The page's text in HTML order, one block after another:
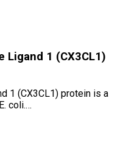
Ligand 1 (CX3CL1)
1 (CX3CL1) protein is a
coli.…